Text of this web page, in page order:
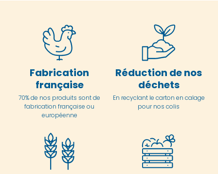
Fabrication
française
70% de nos produits sont de
fabrication française ou
européenne
Réduction de nos
déchets
En recyclant le carton en calage
pour nos colis